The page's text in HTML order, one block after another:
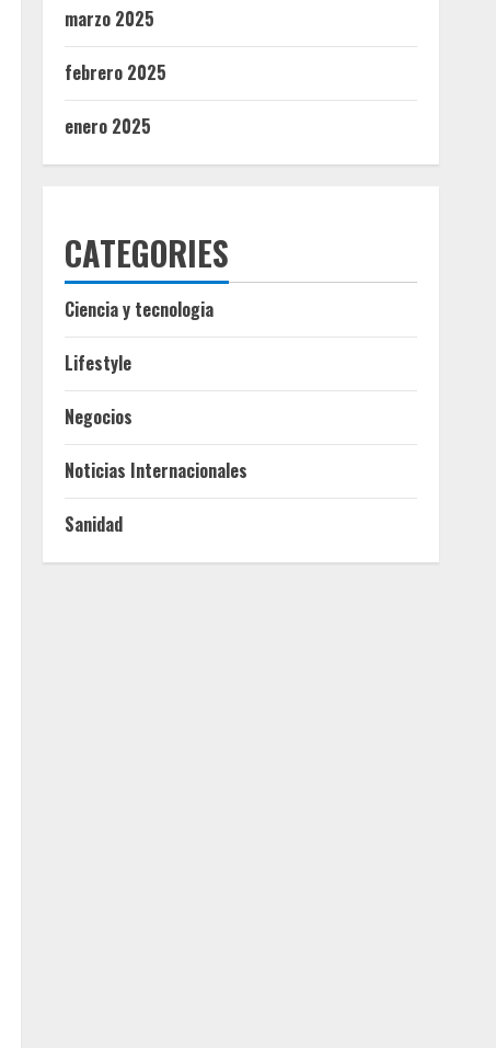
marzo 2025
febrero 2025
enero 2025
CATEGORIES
Ciencia y tecnologia
Lifestyle
Negocios
Noticias Internacionales
Sanidad